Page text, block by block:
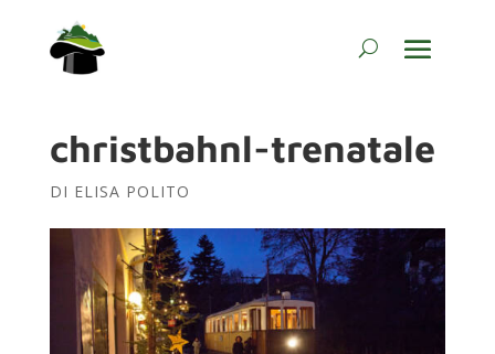
christbahnl-trenatale
DI ELISA POLITO